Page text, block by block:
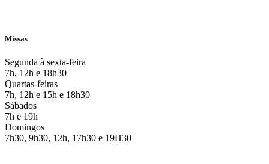
Missas
Segunda à sexta-feira
7h, 12h e 18h30
Quartas-feiras
7h, 12h e 15h e 18h30
Sábados
7h e 19h
Domingos
7h30, 9h30, 12h, 17h30 e 19H30